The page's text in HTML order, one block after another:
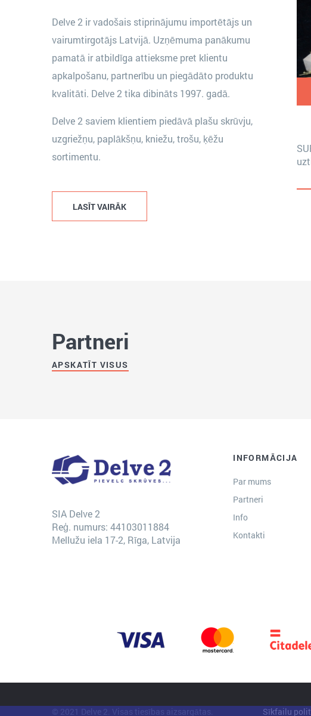
Delve 2 ir vadošais stiprinājumu importētājs un
vairumtirgotājs Latvijā. Uzņēmuma panākumu
pamatā ir atbildīga attieksme pret klientu
apkalpošanu, partnerību un piegādāto produktu
kvalitāti. Delve 2 tika dibināts 1997. gadā.
Delve 2 saviem klientiem piedāvā plašu skrūvju,
uzgriežņu, paplākšņu, kniežu, trošu, ķēžu
sortimentu.
LASĪT VAIRĀK
Partneri
APSKATĪT VISUS
SIA Delve 2
Reģ. numurs: 44103011884
Mellužu iela 17-2, Rīga, Latvija
INFORMĀCIJA
Par mums
Partneri
Info
Kontakti
© 2021 Delve 2. Visas tiesības aizsargātas. Sīkfailu